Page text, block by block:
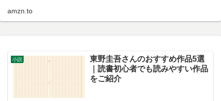
amzn.to
小説
東野圭吾さんのおすすめ作品5選
｜読書初心者でも読みやすい作品
をご紹介